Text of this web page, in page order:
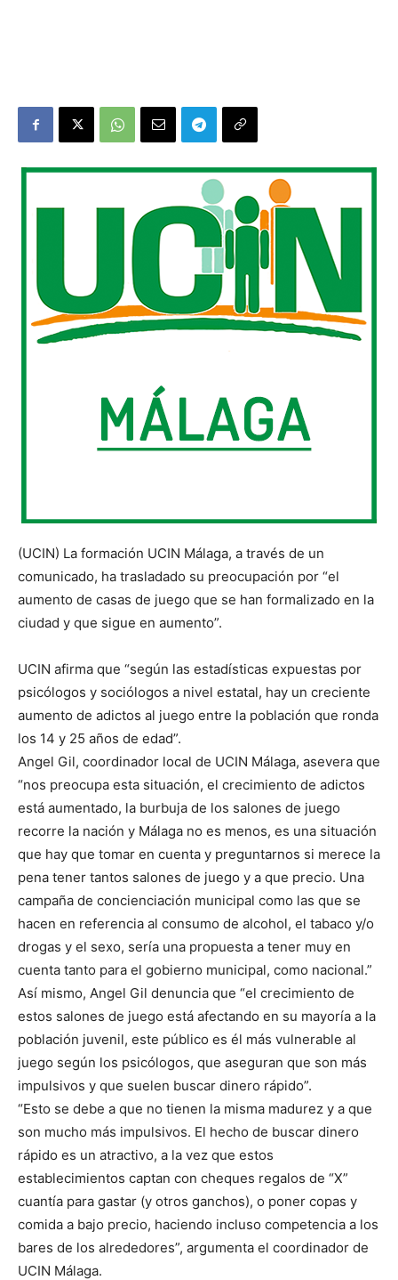
(UCIN) La formación UCIN Málaga, a través de un
comunicado, ha trasladado su preocupación por “el
aumento de casas de juego que se han formalizado en la
ciudad y que sigue en aumento”.
UCIN afirma que “según las estadísticas expuestas por
psicólogos y sociólogos a nivel estatal, hay un creciente
aumento de adictos al juego entre la población que ronda
los 14 y 25 años de edad”.
Angel Gil, coordinador local de UCIN Málaga, asevera que
“nos preocupa esta situación, el crecimiento de adictos
está aumentado, la burbuja de los salones de juego
recorre la nación y Málaga no es menos, es una situación
que hay que tomar en cuenta y preguntarnos si merece la
pena tener tantos salones de juego y a que precio. Una
campaña de concienciación municipal como las que se
hacen en referencia al consumo de alcohol, el tabaco y/o
drogas y el sexo, sería una propuesta a tener muy en
cuenta tanto para el gobierno municipal, como nacional.”
Así mismo, Angel Gil denuncia que “el crecimiento de
estos salones de juego está afectando en su mayoría a la
población juvenil, este público es él más vulnerable al
juego según los psicólogos, que aseguran que son más
impulsivos y que suelen buscar dinero rápido”.
“Esto se debe a que no tienen la misma madurez y a que
son mucho más impulsivos. El hecho de buscar dinero
rápido es un atractivo, a la vez que estos
establecimientos captan con cheques regalos de “X”
cuantía para gastar (y otros ganchos), o poner copas y
comida a bajo precio, haciendo incluso competencia a los
bares de los alrededores”, argumenta el coordinador de
UCIN Málaga.